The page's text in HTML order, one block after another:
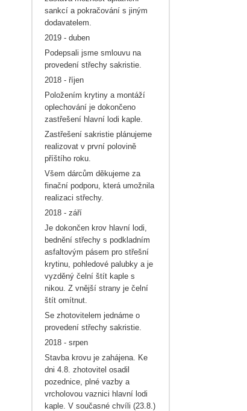
sankcí a pokračování s jiným
dodavatelem.
2019 - duben
Podepsali jsme smlouvu na
provedení střechy sakristie.
2018 - říjen
Položením krytiny a montáží
oplechování je dokončeno
zastřešení hlavní lodi kaple.
Zastřešení sakristie plánujeme
realizovat v první polovině
příštího roku.
Všem dárcům děkujeme za
finační podporu, která umožnila
realizaci střechy.
2018 - září
Je dokončen krov hlavní lodi,
bednění střechy s podkladním
asfaltovým pásem pro střešní
krytinu, pohledové palubky a je
vyzděný čelní štít kaple s
nikou. Z vnější strany je čelní
štít omítnut.
Se zhotovitelem jednáme o
provedení střechy sakristie.
2018 - srpen
Stavba krovu je zahájena. Ke
dni 4.8. zhotovitel osadil
pozednice, plné vazby a
vrcholovou vaznici hlavní lodi
kaple. V současné chvíli (23.8.)